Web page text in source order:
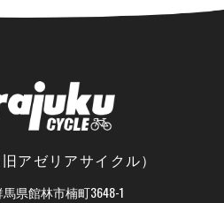
アゼリアサイクル）
馬県館林市楠町3648-1